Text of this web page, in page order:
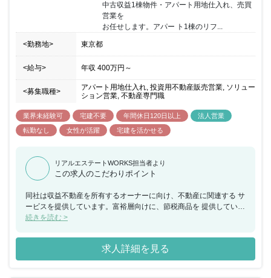
中古収益1棟物件・アパート用地仕入れ、売買
営業を
お任せします。アパー ト1棟のリフ...
<勤務地> 東京都
<給与> 年収 400万円 ～
<募集職種>
アパート用地仕入れ, 投資用不動産販売営業, ソリュー
ション営業, 不動産専門職
業界未経験可 宅建不要 年間休日120日以上
法人営業
転勤なし
女性が活躍 宅建を活かせる
リアルエステートWORKS担当者より
この求人のこだわりポイント
同社は収益不動産を所有するオーナーに向け、不動産に関連する サ
ービスを提供しています。富裕層向けに、節税商品を 提供している
ため、投資商品のように景気影響を受けにくく、 順調に売上伸長中
部長、31才男性（中途入社）、 他20代メンバー3名と新卒メンバー
2名で構成されています。 入社後はOJTで先輩の補助に入っていた
だき、慣れてきたら 入社半年頃よりオーナー様をお一人で担当頂き
続きを読む >
求人詳細を見る